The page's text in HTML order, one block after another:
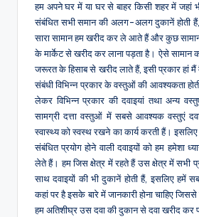
हम अपने घर में या घर से बाहर किसी शहर में जहां
संबंधित सभी समान की अलग-अलग दुकानें होती
सारा सामान हम खरीद कर ले आते हैं और कुछ सामान
के मार्केट से खरीद कर लाना पड़ता है। ऐसे सामान
जरूरत के हिसाब से खरीद लाते हैं, इसी प्रकार हां
संबंधी विभिन्न प्रकार के वस्तुओं की आवश्यकता
लेकर विभिन्न प्रकार की दवाइयां तथा अन्य
सामग्री दत्ता वस्तुओं में सबसे आवश्यक वस्तुएं
स्वास्थ्य को स्वस्थ रखने का कार्य करती हैं।
संबंधित प्रयोग होने वाली दवाइयों को हम हमेशा
लेते हैं। हम जिस क्षेत्र में रहते हैं उस क्षेत्र में सभी
साथ दवाइयों की भी दुकानें होती हैं, इसलिए हमें
कहां पर है इसके बारे में जानकारी होना चाहिए
हम अतिशीघ्र उस दवा की दुकान से दवा खरीद